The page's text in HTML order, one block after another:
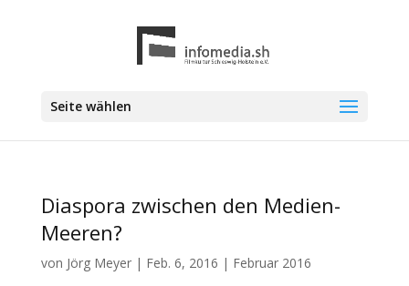
Seite wählen
Diaspora zwischen den Medien-
Meeren?
von Jörg Meyer| Feb. 6, 2016 | Februar 2016